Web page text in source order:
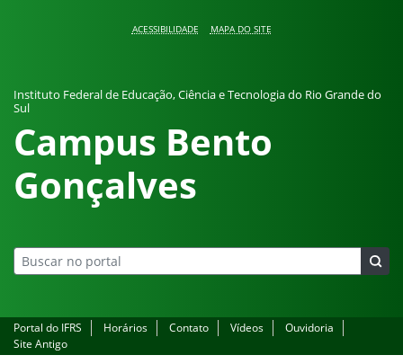
ACESSIBILIDADE MAPA DO SITE
Instituto Federal de Educação, Ciência e Tecnologia do Rio Grande do
Sul
Campus Bento
Gonçalves
Portal do IFRS Horários Contato Vídeos
Ouvidoria
Site Antigo